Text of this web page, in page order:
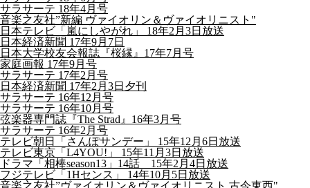
サラサーテ 18年4月号
音楽之友社”新編 ヴァイオリン＆ヴァイオリニスト"
日本テレビ「嵐にしやがれ」 18年2月3日放送
日本経済新聞 17年9月7日
日本大学校友会報誌『桜縁』17年7月号
家庭画報 17年9月号
サラサーテ 17年2月号
日本経済新聞 17年2月3日夕刊
サラサーテ 16年12月号
サラサーテ 16年10月号
弦楽器専門誌『The Strad』16年3月号
サラサーテ 16年2月号
テレビ朝日「さんぽサンデー」 15年12月6日放送
テレビ東京「L4YOU!」 15年11月3日放送
ドラマ「相棒season13」14話 15年2月4日放送
フジテレビ「1Hセンス」 14年10月5日放送
音楽之友社”ヴァイオリン＆ヴァイオリニスト 古今東西"